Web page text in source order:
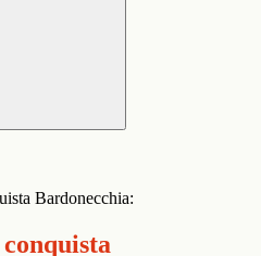
Bardonecchia: